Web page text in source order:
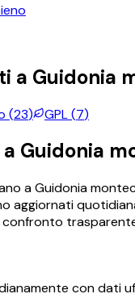
a Guidonia
(23) GPL(7)
a Guidonia
aGuidonia
aggiornati
con dati